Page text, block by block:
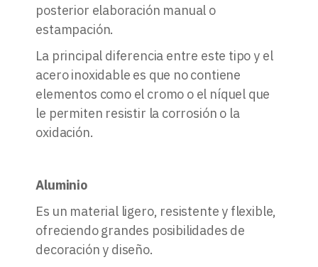
posterior elaboración manual o
estampación.
La principal diferencia entre este tipo y el
acero inoxidable es que no contiene
elementos como el cromo o el níquel que
le permiten resistir la corrosión o la
oxidación.
Aluminio
Es un material ligero, resistente y flexible,
ofreciendo grandes posibilidades de
decoración y diseño.